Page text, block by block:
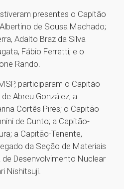
presentes o Capitão
de Sousa Machado;
Adalto Braz da Silva
Fábio Ferretti; e o
Rando.
participaram o Capitão
Abreu González; a
Cortês Pires; o Capitão
de Cunto; a Capitão-
a Capitão-Tenente,
da Seção de Materiais
Desenvolvimento Nuclear
Nishitsuji.
1